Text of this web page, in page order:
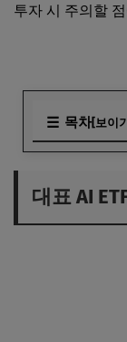
투자 시 주의할
목차[보이
AI 반도체 관련
대표 AI